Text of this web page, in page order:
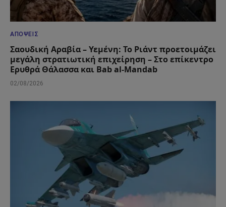
ΑΠΌΨΕΙΣ
Σαουδική Αραβία – Υεμένη: Το Ριάντ προετοιμάζει
μεγάλη στρατιωτική επιχείρηση – Στο επίκεντρο
Ερυθρά Θάλασσα και Bab al-Mandab
02/08/2026